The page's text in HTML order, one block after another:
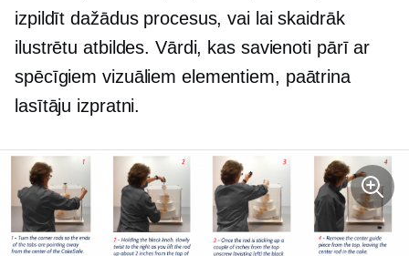
izpildīt dažādus procesus, vai lai skaidrāk
ilustrētu atbildes. Vārdi, kas savienoti pārī ar
spēcīgiem vizuāliem elementiem, paātrina
lasītāju izpratni.